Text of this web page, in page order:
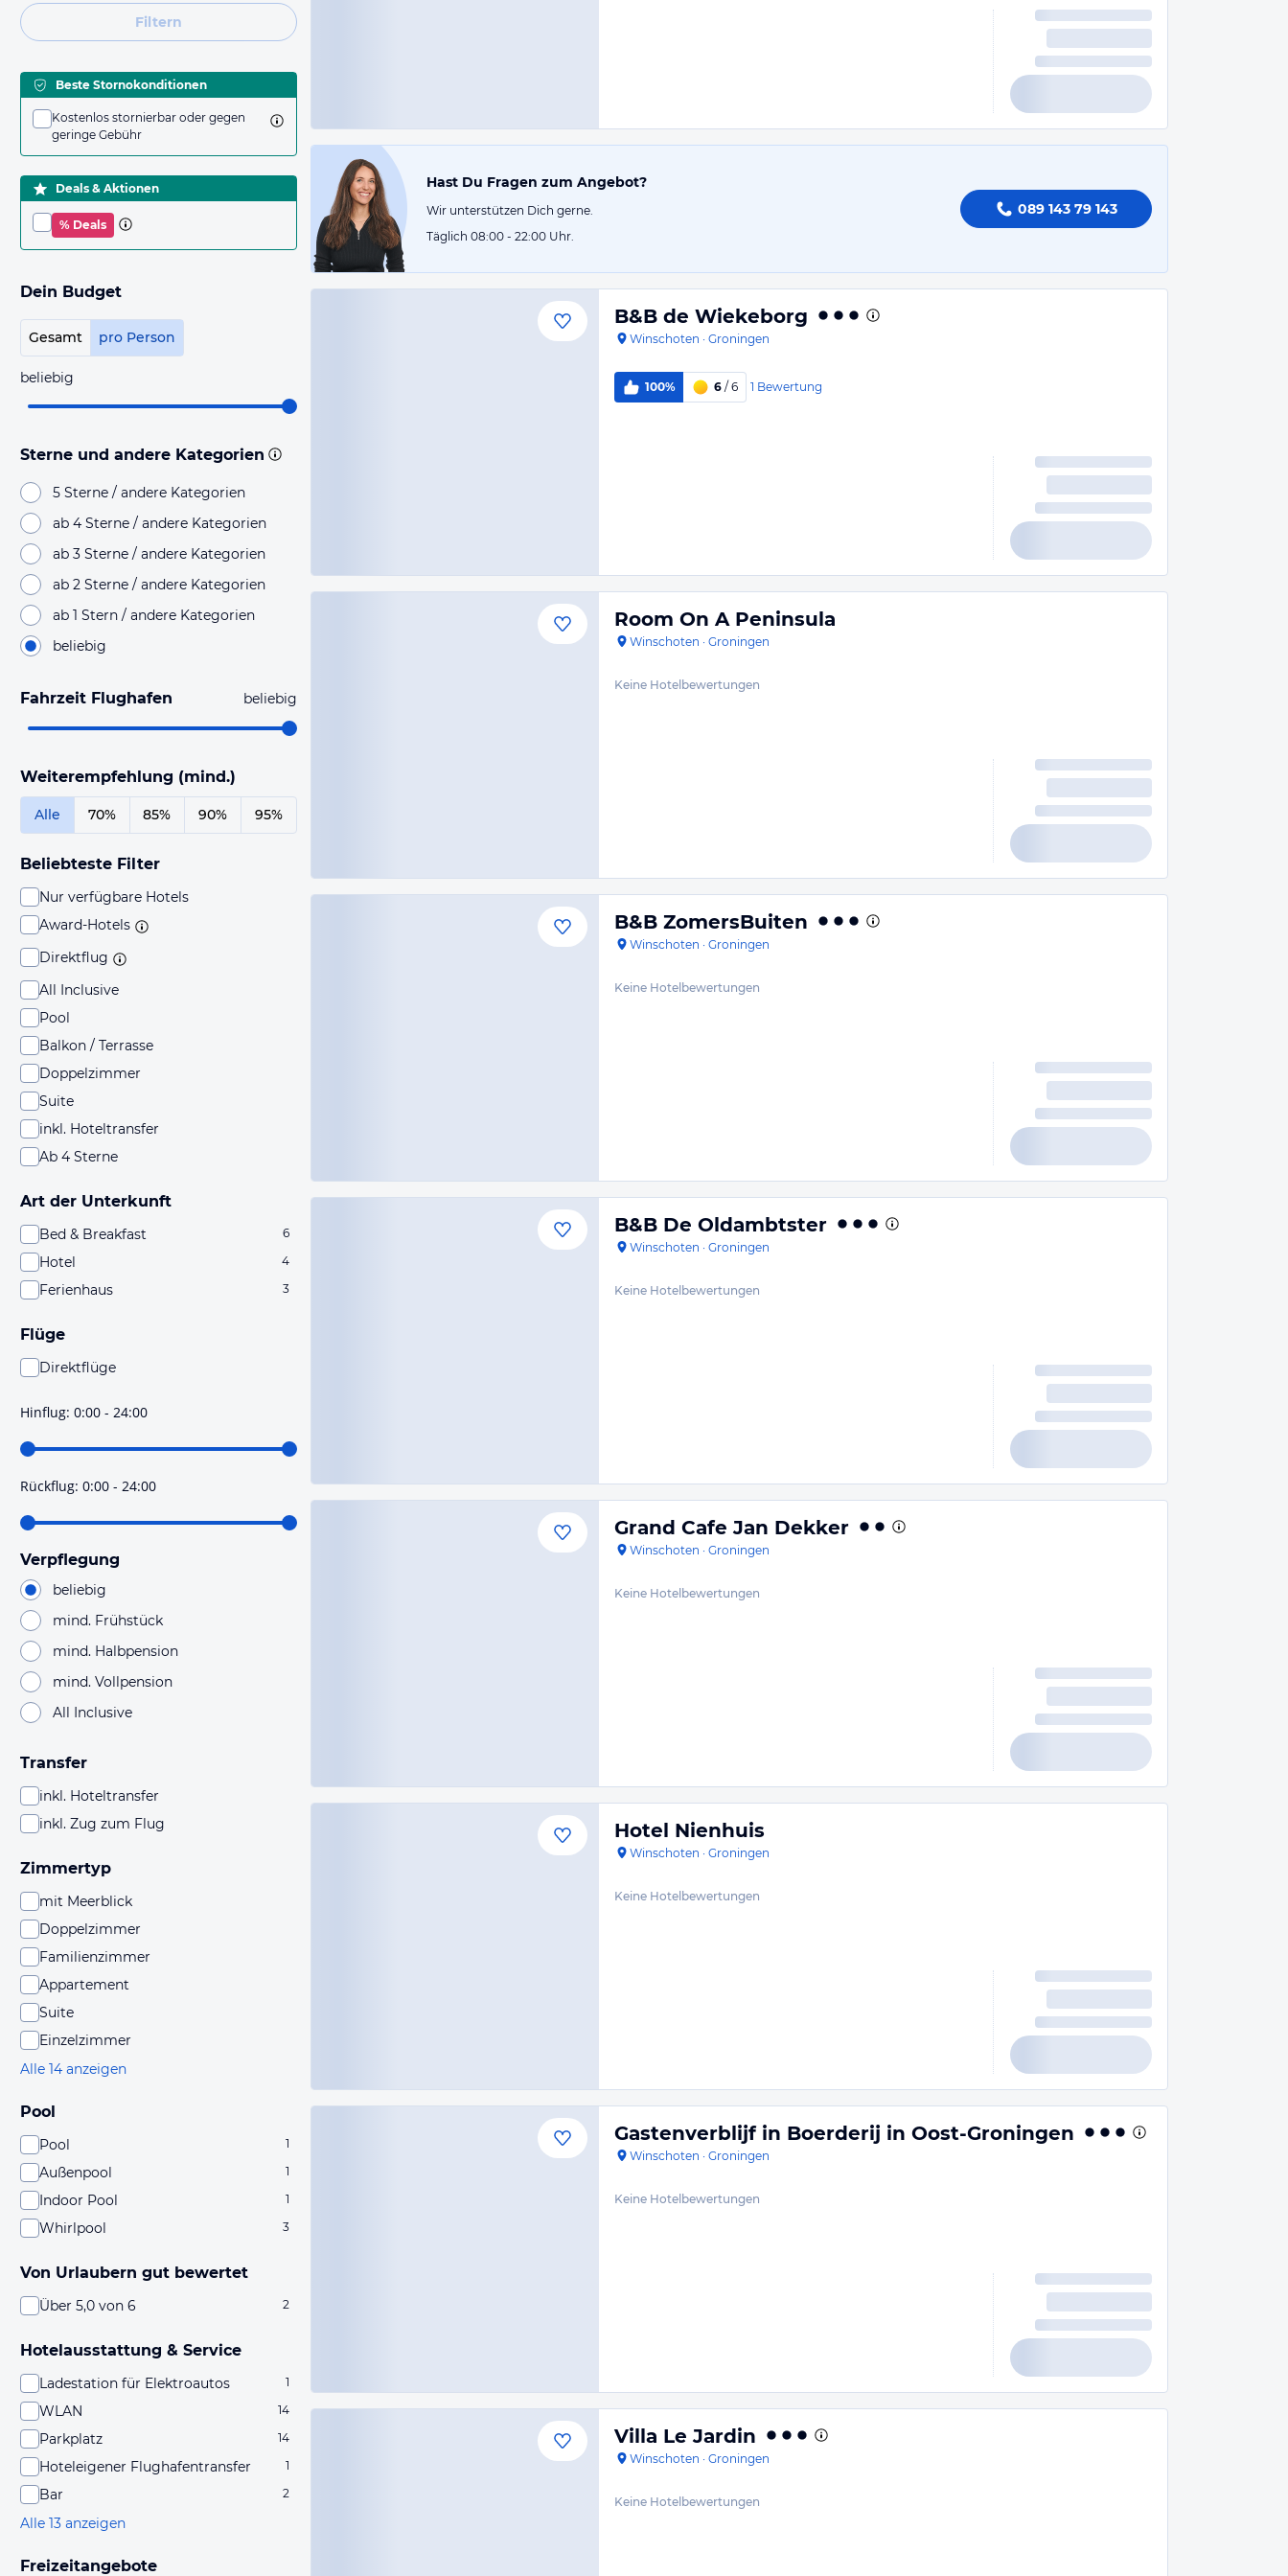
Filtern
Beste Stornokonditionen
Kostenlos stornierbar oder gegen
geringe Gebühr
Deals & Aktionen
% Deals
Dein Budget
Gesamt pro Person
beliebig
Sterne und andere Kategorien
5 Sterne / andere Kategorien
ab 4 Sterne / andere Kategorien
ab 3 Sterne / andere Kategorien
ab 2 Sterne / andere Kategorien
ab 1 Stern / andere Kategorien
beliebig
Fahrzeit Flughafen beliebig
Weiterempfehlung (mind.)
Alle 70% 85% 90% 95%
Beliebteste Filter
Nur verfügbare Hotels
Award-Hotels
Direktflug
All Inclusive
Pool
Balkon / Terrasse
Doppelzimmer
Suite
inkl. Hoteltransfer
Ab 4 Sterne
Art der Unterkunft
Bed & Breakfast 6
Hotel 4
Ferienhaus 3
Flüge
Direktflüge
hoher Wahrscheinlichkeit Direktflüge sind. Bitte
prüfe vor der Buchung noch einmal die Flugdetails.
Hinflug: 0:00 - 24:00
Rückflug: 0:00 - 24:00
Verpflegung
beliebig
mind. Frühstück
mind. Halbpension
mind. Vollpension
All Inclusive
Transfer
inkl. Hoteltransfer
inkl. Zug zum Flug
Zimmertyp
mit Meerblick
Doppelzimmer
Familienzimmer
Appartement
Suite
Einzelzimmer
Alle 14 anzeigen
Pool
Pool 1
Außenpool 1
Indoor Pool 1
Whirlpool 3
Von Urlaubern gut bewertet
Über 5,0 von 6 2
Hotelausstattung & Service
Ladestation für Elektroautos 1
WLAN 14
Parkplatz 14
Hoteleigener Flughafentransfer 1
Bar 2
Alle 13 anzeigen
Freizeitangebote
Hast Du Fragen zum Angebot?
Wir unterstützen Dich gerne.
Täglich 08:00 - 22:00 Uhr.
089 143 79 143
B&B de Wiekeborg
Winschoten · Groningen
100% 6 / 6 1 Bewertung
Room On A Peninsula
Winschoten · Groningen
Keine Hotelbewertungen
B&B ZomersBuiten
Winschoten · Groningen
Keine Hotelbewertungen
B&B De Oldambtster
Winschoten · Groningen
Keine Hotelbewertungen
Grand Cafe Jan Dekker
Winschoten · Groningen
Keine Hotelbewertungen
Hotel Nienhuis
Winschoten · Groningen
Keine Hotelbewertungen
Gastenverblijf in Boerderij in Oost-Groningen
Winschoten · Groningen
Keine Hotelbewertungen
Villa Le Jardin
Winschoten · Groningen
Keine Hotelbewertungen